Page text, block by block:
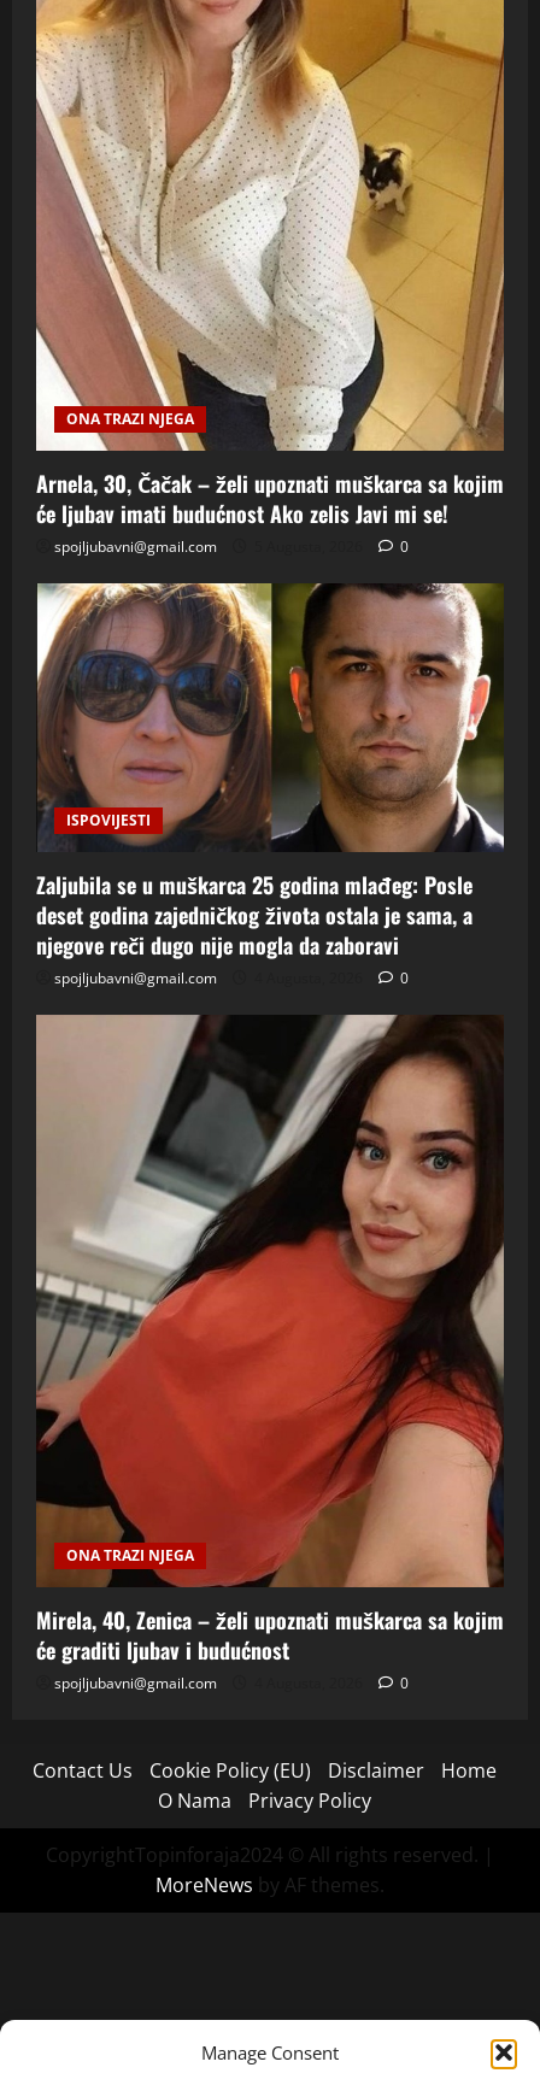
Manage Consent
ONA TRAZI NJEGA
Arnela, 30, Čačak – želi upoznati muškarca sa kojim
će ljubav imati budućnost Ako zelis Javi mi se!
spojljubavni@gmail.com 0
ISPOVIJESTI
Zaljubila se u muškarca 25 godina mlađeg: Posle
deset godina zajedničkog života ostala je sama, a
njegove reči dugo nije mogla da zaboravi
spojljubavni@gmail.com 0
ONA TRAZI NJEGA
Mirela, 40, Zenica – želi upoznati muškarca sa kojim
će graditi ljubav i budućnost
spojljubavni@gmail.com 0
Contact Us Cookie Policy (EU) Disclaimer
Home
O Nama
Privacy Policy
CopyrightTopinforaja2024 © All rights reserved. |
MoreNews by AF themes.